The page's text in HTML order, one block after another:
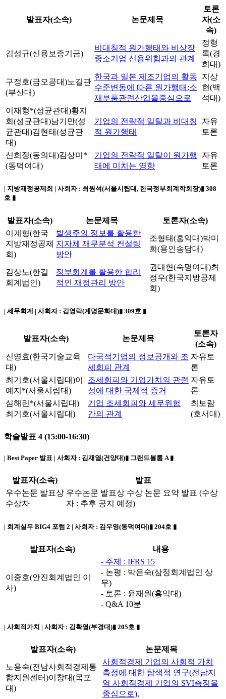
발표자(소속) 논문제목
토론
자(소
속)
김성규(신용보증기금)
비대칭적 원가행태와 비상장
중소기업 신용위험과의 관계
정형
록(경
희대)
구정호(금오공대)노길관
(부산대)
한국과 일본 제조기업의 활동
수준변동에 따른 원가행태:소
재부품관련산업을중심으로
지상
현(백
석대)
이재형*(성균관대)황지
회(성균관대)남기만(성
균관대)김현태(성균관
대)
기업의 전략적 일탈과 비대칭
적 원가행태
자유
토론
신희정(동의대)김상미*
(동덕여대)
기업의 전략적 일탈이 원가행
태에 미치는 영향
자유
토론
| 지방재정공제회 | 사회자 : 최원석(서울시립대, 한국정부회계학회장)▮ 308
호 ▮
발표자(소속) 논문제목
토론자(소속)
이계형(한국
지방재정공제
회)
발생주의 정보를 활용한
지자체 재무분석 컨설팅
방안
조형태(홍익대)박미
희(용인송담대)
김상노(한길
회계법인)
정부회계를 활용한 합리
적인 재정관리 방안
권대현(숙명여대)최
정우(한국지방공제
회)
| 세무회계 | 사회자 : 김영락(계명문화대)▮ 309호 ▮
발표자(소속) 논문제목
토론자
(소속)
신영효(한국기술교육
대)
다국적기업의 정보공개와 조
세회피 관계
자유토
론
최기호(서울시립대)이
예지*(서울시립대)
조세회피와 기업가치의 관련
성에 대한 국제적 증거
자유토
론
심해린*(서울시립대)
최기호(서울시립대)
기업 조세회피와 세무위험
간의 관계
최보람
(호서대)
학술발표 4 (15:00-16:30)
| Best Paper 발표 | 사회자 : 김재열(건양대)▮ 그랜드볼룸 A ▮
발표자(소속)
발표
우수논문 발표상
수상자
우수논문 발표상 수상 논문 요약 발표 (수상
자 : 추후 공지 예정)
| 회계실무 BIG4 포럼 2 | 사회자 : 김우영(동덕여대)▮ 204호 ▮
발표자(소속) 내용
이중호(안진회계법인 이
사)
- 주제 : IFRS 15
- 논평 : 박은숙(삼정회계법인 상
무)
- 토론 : 윤재원(홍익대)
- Q&A 10분
| 사회적가치 | 사회자 : 김확열(부경대)▮ 205호 ▮
발표자(소속) 논문제목
노용숙(전남사회적경제통
합지원센터)이창대(목포
대)
사회적경제 기업의 사회적 가치
측정에 대한 탐색적 연구(전남지
역 사회적경제 기업의 SVI측정을
중심으로),